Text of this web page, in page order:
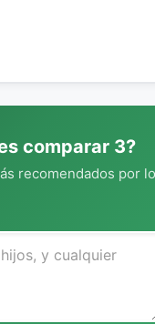
comparar 3?
recomendados por